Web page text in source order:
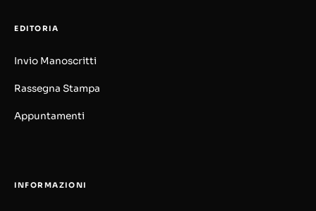
EDITORIA
Invio Manoscritti
Rassegna Stampa
Appuntamenti
INFORMAZIONI